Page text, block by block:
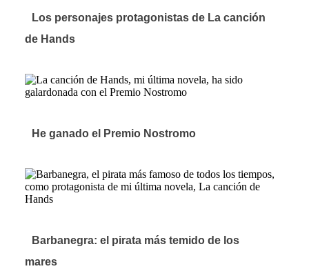
Los personajes protagonistas de La canción
de Hands
He ganado el Premio Nostromo
Barbanegra: el pirata más temido de los
mares